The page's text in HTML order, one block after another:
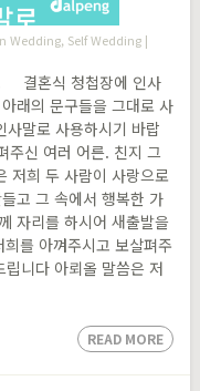
Wedding, Self Wedding |
. 결혼식 청첩장에 인사
래의 문구들을 그대로 사
말로 사용하시기 바랍
신 여러 어른. 친지 그
저희 두 사람이 사랑으로
고 그 속에서 행복한 가
자리를 하시어 새출발을
를 아껴주시고 보살펴주
니다 아뢰올 말씀은 저
READ MORE